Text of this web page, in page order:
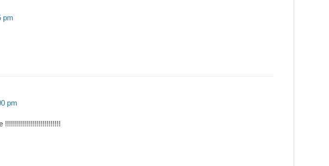
pm
pm
!!!!!!!!!!!!!!!!!!!!!!!!!!!!